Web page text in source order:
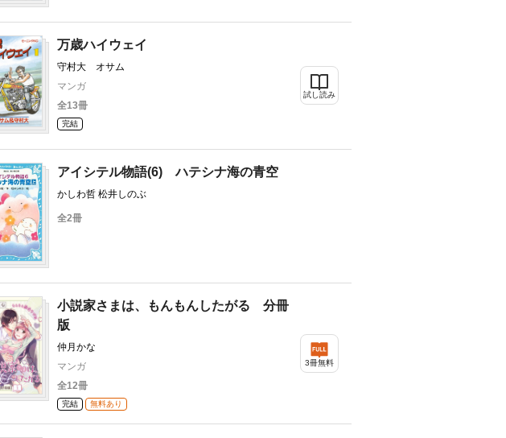
万歳ハイウェイ
守村大 オサム
マンガ
全13冊
完結
試し読み
アイシテル物語(6) ハテシナ海の青空
かしわ哲 松井しのぶ
全2冊
小説家さまは、もんもんしたがる 分冊
版
仲月かな
マンガ
全12冊
完結 無料あり
3冊無料